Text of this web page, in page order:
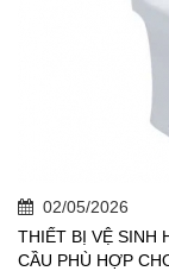
02/05/2026
THIẾT BỊ VỆ SINH
CẦU PHÙ HỢP